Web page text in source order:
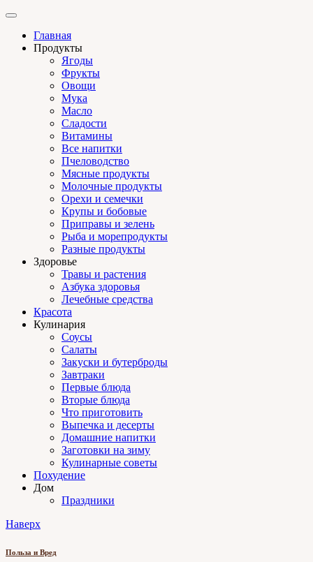
Главная
Продукты
Ягоды
Фрукты
Овощи
Мука
Масло
Сладости
Витамины
Все напитки
Пчеловодство
Мясные продукты
Молочные продукты
Орехи и семечки
Крупы и бобовые
Приправы и зелень
Рыба и морепродукты
Разные продукты
Здоровье
Травы и растения
Азбука здоровья
Лечебные средства
Красота
Кулинария
Соусы
Салаты
Закуски и бутерброды
Завтраки
Первые блюда
Вторые блюда
Что приготовить
Выпечка и десерты
Домашние напитки
Заготовки на зиму
Кулинарные советы
Похудение
Дом
Праздники
Наверх
Польза и Вред